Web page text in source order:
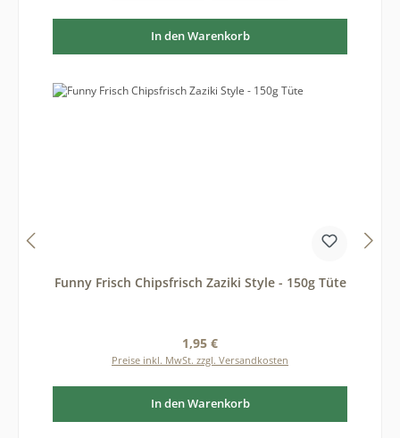
In den Warenkorb
Funny Frisch Chipsfrisch Zaziki Style - 150g Tüte
Regulärer Preis:
1,95 €
Preise inkl. MwSt. zzgl. Versandkosten
In den Warenkorb